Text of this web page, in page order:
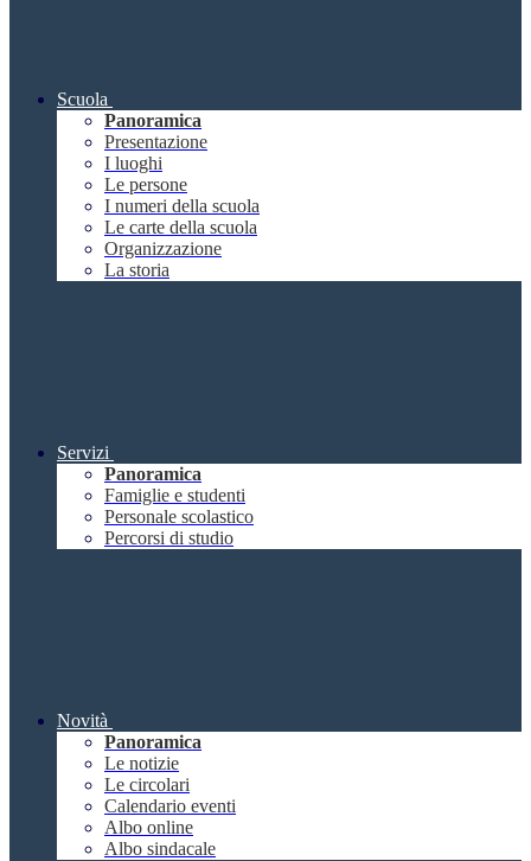
Scuola
Panoramica
Presentazione
I luoghi
Le persone
I numeri della scuola
Le carte della scuola
Organizzazione
La storia
Servizi
Panoramica
Famiglie e studenti
Personale scolastico
Percorsi di studio
Novità
Panoramica
Le notizie
Le circolari
Calendario eventi
Albo online
Albo sindacale